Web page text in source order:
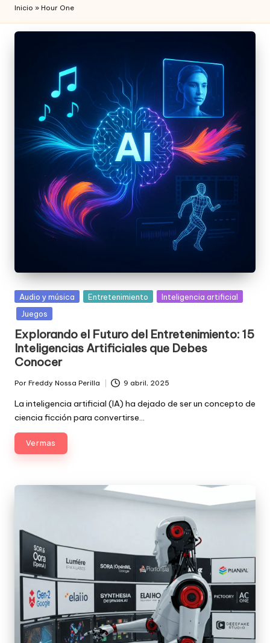
Inicio » Hour One
Posted
in
Audio y música Entretenimiento
Inteligencia artificial
Juegos
Explorando el Futuro del Entretenimiento: 15
Inteligencias Artificiales que Debes
Conocer
Publicado
por
Por Freddy Nossa Perilla 9 abril, 2025
La inteligencia artificial (IA) ha dejado de ser un concepto de
ciencia ficción para convertirse…
Ver mas